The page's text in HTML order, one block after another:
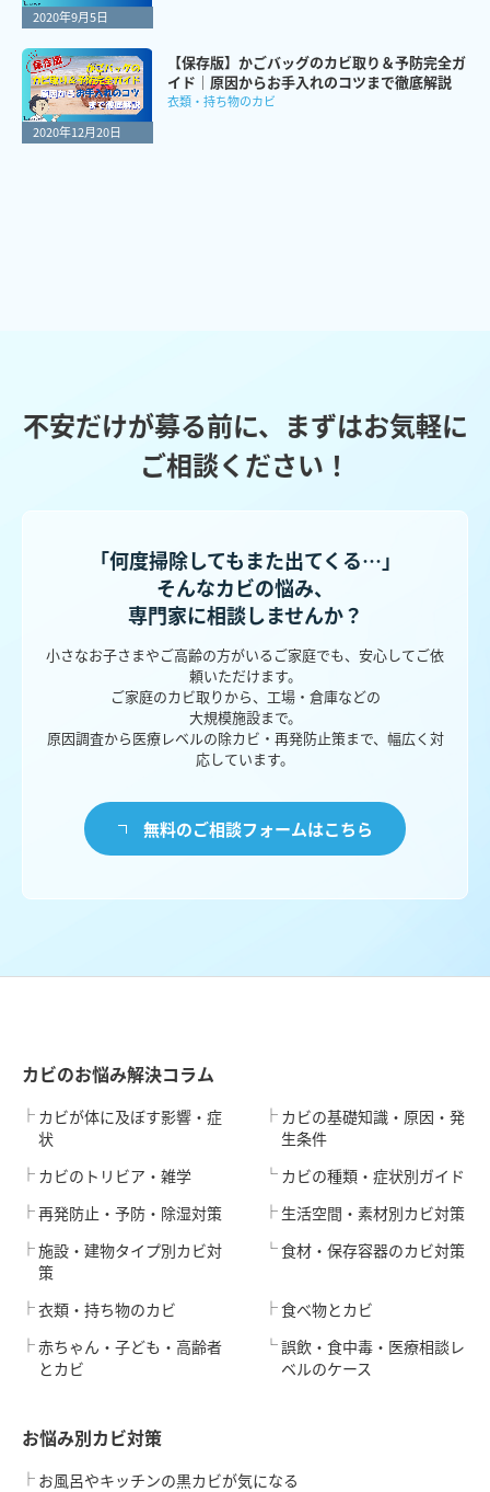
2020年9月5日
2020年12月20日
【保存版】かごバッグのカビ取り＆予防完全ガ
イド｜原因からお手入れのコツまで徹底解説
衣類・持ち物のカビ
不安だけが募る前に、まずはお気軽に
ご相談ください！
「何度掃除してもまた出てくる…」
そんなカビの悩み、
専門家に相談しませんか？
小さなお子さまやご高齢の方がいるご家庭でも、安心してご依
頼いただけます。
ご家庭のカビ取りから、工場・倉庫などの
大規模施設まで。
原因調査から医療レベルの除カビ・再発防止策まで、幅広く対
応しています。
無料のご相談フォームはこちら
カビのお悩み解決コラム
カビが体に及ぼす影響・症
状
カビのトリビア・雑学
カビの基礎知識・原因・発
生条件
カビの種類・症状別ガイド
再発防止・予防・除湿対策
施設・建物タイプ別カビ対
策
生活空間・素材別カビ対策
食材・保存容器のカビ対策
衣類・持ち物のカビ
赤ちゃん・子ども・高齢者
とカビ
食べ物とカビ
誤飲・食中毒・医療相談レ
ベルのケース
お悩み別カビ対策
お風呂やキッチンの黒カビが気になる